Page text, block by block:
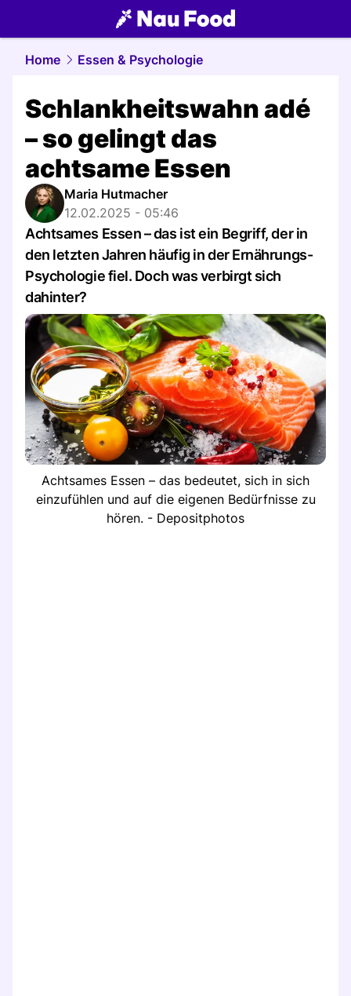
food.NAU.ch
Home Essen & Psychologie
Schlankheitswahn adé
– so gelingt das
achtsame Essen
Maria Hutmacher
12.02.2025 - 05:46
Achtsames Essen – das ist ein Begriff, der in
den letzten Jahren häufig in der Ernährungs-
Psychologie fiel. Doch was verbirgt sich
dahinter?
Achtsames Essen – das bedeutet, sich in sich
einzufühlen und auf die eigenen Bedürfnisse zu
hören. - Depositphotos